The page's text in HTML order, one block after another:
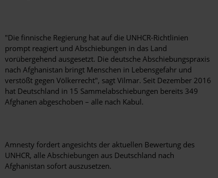
"Die finnische Regierung hat auf die UNHCR-Richtlinien
prompt reagiert und Abschiebungen in das Land
vorübergehend ausgesetzt. Die deutsche Abschiebungspraxis
nach Afghanistan bringt Menschen in Lebensgefahr und
verstößt gegen Völkerrecht", sagt Vilmar. Seit Dezember 2016
hat Deutschland in 15 Sammelabschiebungen bereits 349
Afghanen abgeschoben – alle nach Kabul.
Amnesty fordert angesichts der aktuellen Bewertung des
UNHCR, alle Abschiebungen aus Deutschland nach
Afghanistan sofort auszusetzen.